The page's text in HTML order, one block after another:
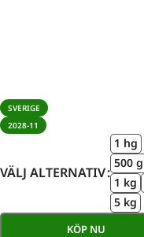
SVERIGE
2028-11
VÄLJ ALTERNATIV
1 hg
500 g
1 kg
5 kg
KÖP NU